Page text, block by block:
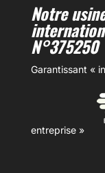
Notre
N°375250
Garantissant «
entreprise »